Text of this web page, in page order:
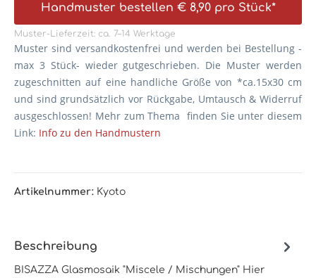
Handmuster bestellen € 8,90 pro Stück*
Muster-Lieferzeit: ca. 7–14 Werktage
Muster sind versandkostenfrei und werden bei Bestellung -
max 3 Stück- wieder gutgeschrieben. Die Muster werden
zugeschnitten auf eine handliche Größe von *ca.15x30 cm
und sind grundsätzlich vor Rückgabe, Umtausch & Widerruf
ausgeschlossen! Mehr zum Thema finden Sie unter diesem
Link: Info zu den Handmustern
Artikelnummer: Kyoto
Beschreibung
BISAZZA Glasmosaik "Miscele / Mischungen" Hier